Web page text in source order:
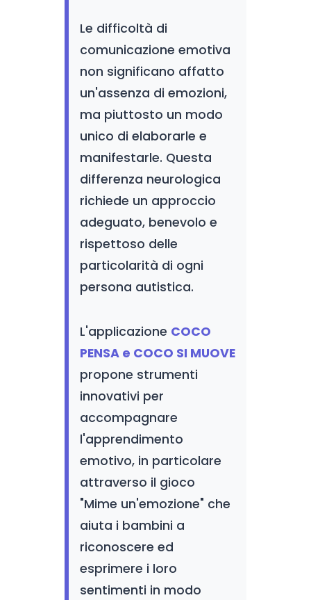
Le difficoltà di
comunicazione emotiva
non significano affatto
un'assenza di emozioni,
ma piuttosto un modo
unico di elaborarle e
manifestarle. Questa
differenza neurologica
richiede un approccio
adeguato, benevolo e
rispettoso delle
particolarità di ogni
persona autistica.
L'applicazione COCO
PENSA e COCO SI MUOVE
propone strumenti
innovativi per
accompagnare
l'apprendimento
emotivo, in particolare
attraverso il gioco
"Mime un'emozione" che
aiuta i bambini a
riconoscere ed
esprimere i loro
sentimenti in modo